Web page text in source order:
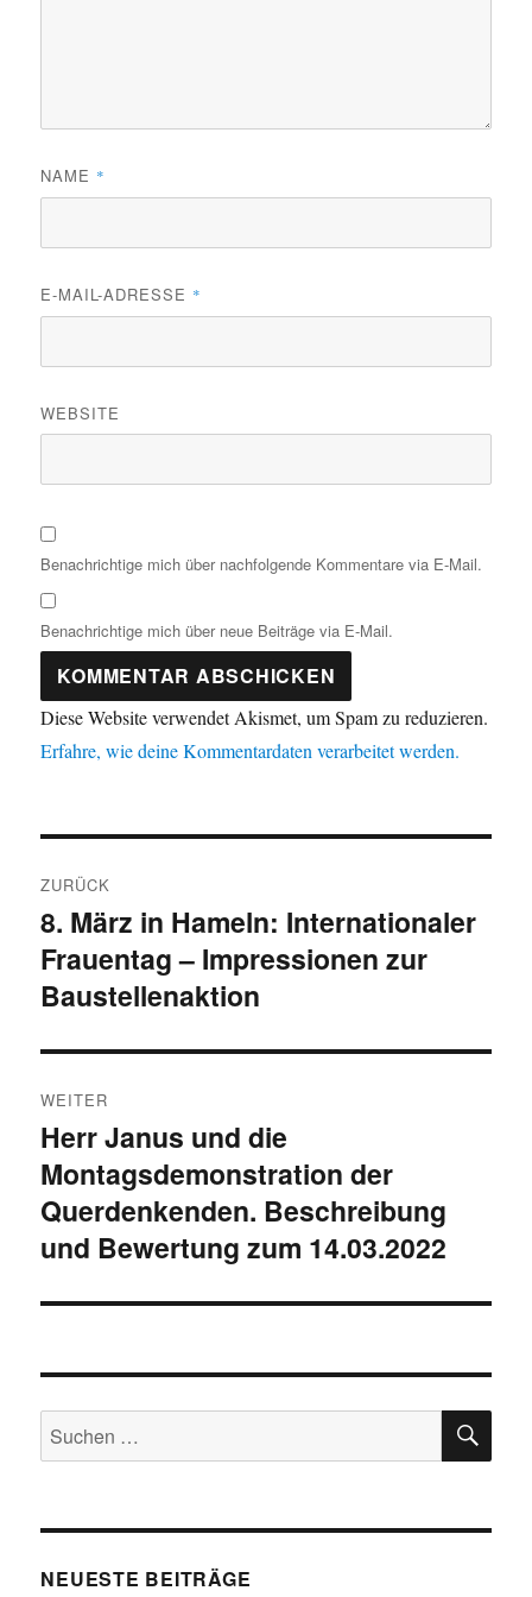
NAME *
E-MAIL-ADRESSE *
WEBSITE
Benachrichtige mich über nachfolgende Kommentare via E-Mail.
Benachrichtige mich über neue Beiträge via E-Mail.
Diese Website verwendet Akismet, um Spam zu reduzieren.
Erfahre, wie deine Kommentardaten verarbeitet werden.
ZURÜCK
Vorheriger
Beitrag:
8. März in Hameln: Internationaler
Frauentag – Impressionen zur
Baustellenaktion
WEITER
Nächster
Beitrag:
Herr Janus und die
Montagsdemonstration der
Querdenkenden. Beschreibung
und Bewertung zum 14.03.2022
Suchen
nach:
NEUESTE BEITRÄGE